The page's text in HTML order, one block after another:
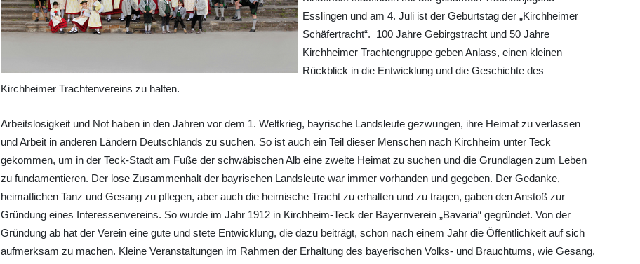
Esslingen und am 4. Juli ist der Geburtstag der „Kirchheimer
Schäfertracht“. 100 Jahre Gebirgstracht und 50 Jahre
Kirchheimer Trachtengruppe geben Anlass, einen kleinen
Rückblick in die Entwicklung und die Geschichte des
Kirchheimer Trachtenvereins zu halten.
Arbeitslosigkeit und Not haben in den Jahren vor dem 1. Weltkrieg, bayrische Landsleute gezwungen, ihre Heimat zu verlassen
und Arbeit in anderen Ländern Deutschlands zu suchen. So ist auch ein Teil dieser Menschen nach Kirchheim unter Teck
gekommen, um in der Teck-Stadt am Fuße der schwäbischen Alb eine zweite Heimat zu suchen und die Grundlagen zum Leben
zu fundamentieren. Der lose Zusammenhalt der bayrischen Landsleute war immer vorhanden und gegeben. Der Gedanke,
heimatlichen Tanz und Gesang zu pflegen, aber auch die heimische Tracht zu erhalten und zu tragen, gaben den Anstoß zur
Gründung eines Interessenvereins. So wurde im Jahr 1912 in Kirchheim-Teck der Bayernverein „Bavaria“ gegründet. Von der
Gründung ab hat der Verein eine gute und stete Entwicklung, die dazu beiträgt, schon nach einem Jahr die Öffentlichkeit auf sich
aufmerksam zu machen. Kleine Veranstaltungen im Rahmen der Erhaltung des bayerischen Volks- und Brauchtums, wie Gesang,